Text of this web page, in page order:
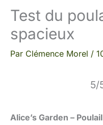
Test du
spacieux
Par Clémence Morel /
5/
Alice’s Garden –